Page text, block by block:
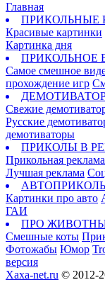
Главная
ПРИКОЛЬНЫЕ
Красивые картинки
Картинка дня
ПРИКОЛЬНОЕ
Самое смешное
прохождение игр
Свежие
Русские
демотиваторы
ПРИКОЛЫ В
Прикольная реклама
Лучшая реклама
Картинки про авто
ГАИ
ПРО
Смешные коты
Фотожабы Юмор
версия
Xaxa-net.ru © 2012-